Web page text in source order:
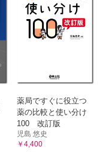
薬局ですぐに役立つ
薬の比較と使い分け
100 改訂版
児島 悠史
￥4,400